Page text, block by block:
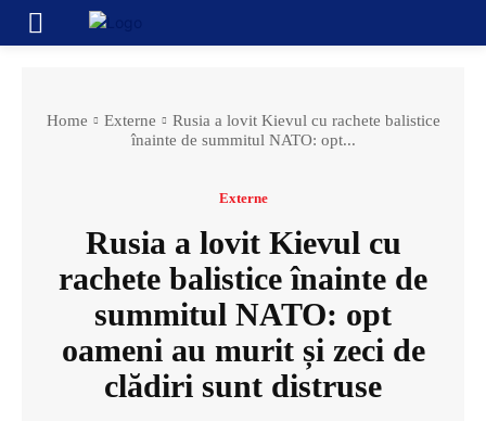
Home Externe
Rusia a lovit Kievul cu rachete balistice
înainte de summitul NATO: opt...
Externe
Rusia a lovit Kievul cu
rachete balistice înainte de
summitul NATO: opt
oameni au murit și zeci de
clădiri sunt distruse